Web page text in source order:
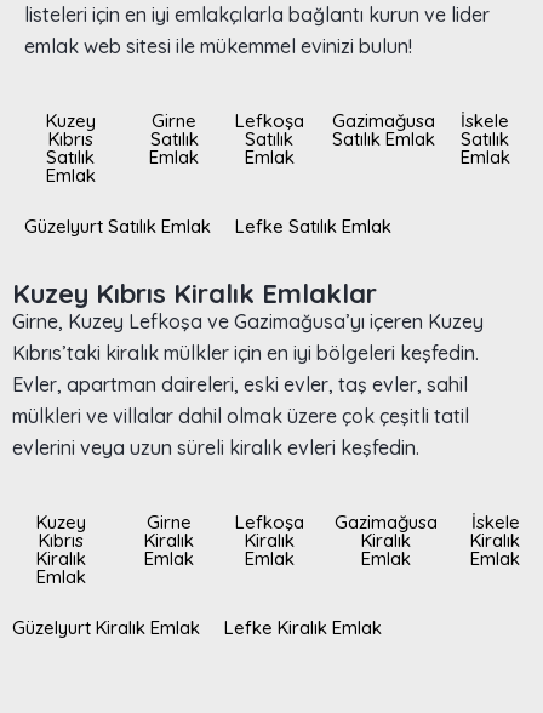
listeleri için en iyi emlakçılarla bağlantı kurun ve lider
emlak web sitesi ile mükemmel evinizi bulun!
Kuzey
Kıbrıs
Satılık
Emlak
Girne
Satılık
Emlak
Lefkoşa
Satılık
Emlak
Gazimağusa
Satılık Emlak
İskele
Satılık
Emlak
Güzelyurt Satılık Emlak Lefke Satılık Emlak
Kuzey Kıbrıs Kiralık Emlaklar
Girne, Kuzey Lefkoşa ve Gazimağusa’yı içeren Kuzey
Kıbrıs’taki kiralık mülkler için en iyi bölgeleri keşfedin.
Evler, apartman daireleri, eski evler, taş evler, sahil
mülkleri ve villalar dahil olmak üzere çok çeşitli tatil
evlerini veya uzun süreli kiralık evleri keşfedin.
Kuzey
Kıbrıs
Kiralık
Emlak
Girne
Kiralık
Emlak
Lefkoşa
Kiralık
Emlak
Gazimağusa
Kiralık
Emlak
İskele
Kiralık
Emlak
Güzelyurt Kiralık Emlak Lefke Kiralık Emlak